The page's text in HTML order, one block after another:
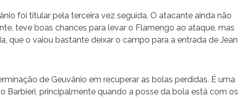
foi titular pela terceira vez seguida. O atacante ainda não
teve boas chances para levar o Flamengo ao ataque, mas
que o vaiou bastante deixar o campo para a entrada de Jean
de Geuvânio em recuperar as bolas perdidas. É uma
Barbieri, principalmente quando a posse da bola está com os